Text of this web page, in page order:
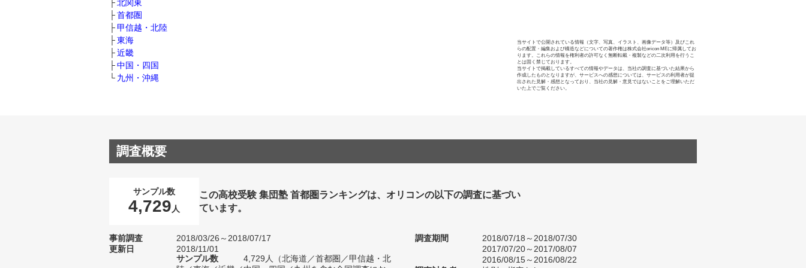
北関東
首都圏
甲信越・北陸
東海
近畿
中国・四国
九州・沖縄
当サイトで公開されている情報（文字、写真、イラスト、画像データ等）及びこれ
らの配置・編集および構造などについての著作権は株式会社oricon MEに帰属してお
ります。これらの情報を権利者の許可なく無断転載・複製などの二次利用を行うこ
とは固く禁じております。
当サイトで掲載しているすべての情報やデータは、当社の調査に基づいた結果から
作成したものとなりますが、サービスへの感想については、サービスの利用者が提
出された見解・感想となっており、当社の見解・意見ではないことをご理解いただ
いた上でご覧ください。
調査概要
サンプル数
4,729 人
この高校受験 集団塾 首都圏ランキングは、オリコンの以下の調査に基づい
ています。
事前調査
2018/03/26～2018/07/17
更新日
2018/11/01
サンプル数
4,729人（北海道／首都圏／甲信越・北
調査期間
2018/07/18～2018/07/30
2017/07/20～2017/08/07
2016/08/15～2016/08/22